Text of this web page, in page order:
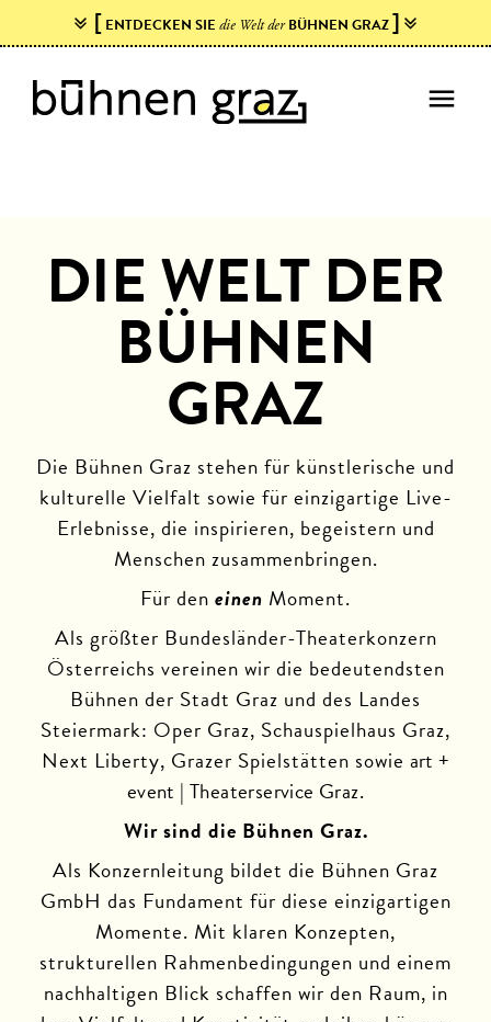
[ ENTDECKEN SIE die Welt derBÜHNEN GRAZ]
menu
DIE WELT DER
BÜHNEN
GRAZ
Die Bühnen Graz stehen für künstlerische und
kulturelle Vielfalt sowie für einzigartige Live-
Erlebnisse, die inspirieren, begeistern und
Menschen zusammenbringen.
Für den einen Moment.
Als größter Bundesländer-Theaterkonzern
Österreichs vereinen wir die bedeutendsten
Bühnen der Stadt Graz und des Landes
Steiermark: Oper Graz, Schauspielhaus Graz,
Next Liberty, Grazer Spielstätten sowie art +
event | Theaterservice Graz.
Wir sind die Bühnen Graz.
Als Konzernleitung bildet die Bühnen Graz
GmbH das Fundament für diese einzigartigen
Momente. Mit klaren Konzepten,
strukturellen Rahmenbedingungen und einem
nachhaltigen Blick schaffen wir den Raum, in